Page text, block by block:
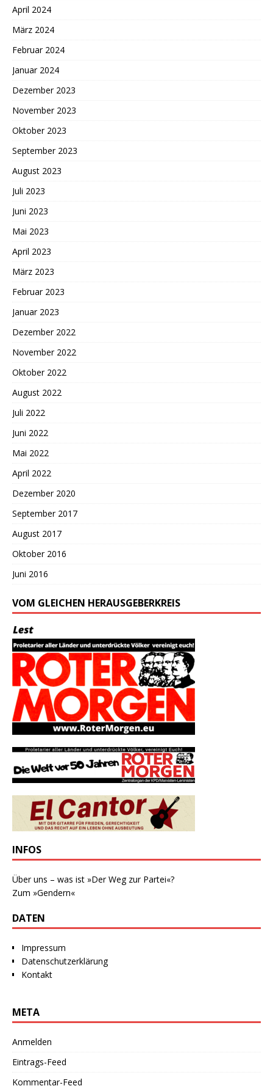
April 2024
März 2024
Februar 2024
Januar 2024
Dezember 2023
November 2023
Oktober 2023
September 2023
August 2023
Juli 2023
Juni 2023
Mai 2023
April 2023
März 2023
Februar 2023
Januar 2023
Dezember 2022
November 2022
Oktober 2022
August 2022
Juli 2022
Juni 2022
Mai 2022
April 2022
Dezember 2020
September 2017
August 2017
Oktober 2016
Juni 2016
VOM GLEICHEN HERAUSGEBERKREIS
INFOS
Über uns – was ist »Der Weg zur Partei«?
Zum »Gendern«
DATEN
Impressum
Datenschutzerklärung
Kontakt
META
Anmelden
Eintrags-Feed
Kommentar-Feed